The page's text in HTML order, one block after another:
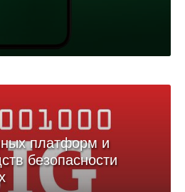
платформ и
безопасности